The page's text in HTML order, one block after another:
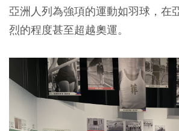
亞洲人列為強項的運動如羽球，在
烈的程度甚至超越奧運。